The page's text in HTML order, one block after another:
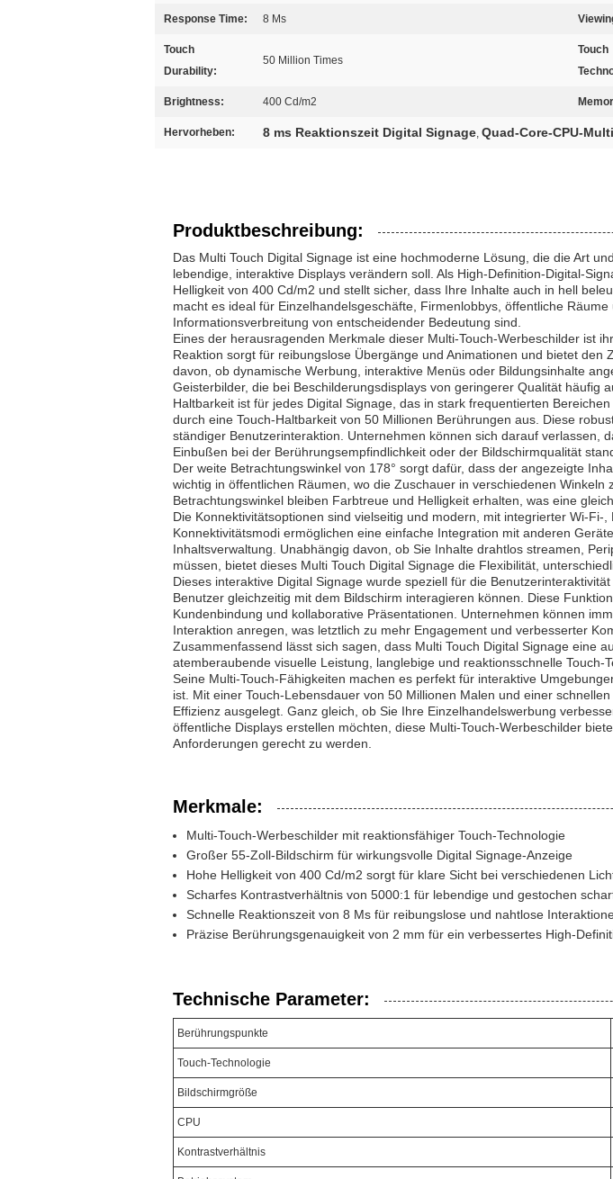
Response Time: 8 Ms
Touch
Durability:
50 Million Times
Touch
Brightness: 400 Cd/m2
Hervorheben: 8 ms Reaktionszeit Digital Signage, Quad-Core-CPU-
Produktbeschreibung:
Das Multi Touch Digital Signage ist eine hochmoderne Lösung, die die Art
lebendige, interaktive Displays verändern soll. Als High-Definition-Digital-
Helligkeit von 400 Cd/m2 und stellt sicher, dass Ihre Inhalte auch in hell
macht es ideal für Einzelhandelsgeschäfte, Firmenlobbys, öffentliche
Informationsverbreitung von entscheidender Bedeutung sind.
Eines der herausragenden Merkmale dieser Multi-Touch-Werbeschilder ist
Reaktion sorgt für reibungslose Übergänge und Animationen und bietet
davon, ob dynamische Werbung, interaktive Menüs oder Bildungsinhalte
Geisterbilder, die bei Beschilderungsdisplays von geringerer Qualität häufig
Haltbarkeit ist für jedes Digital Signage, das in stark frequentierten
durch eine Touch-Haltbarkeit von 50 Millionen Berührungen aus. Diese
ständiger Benutzerinteraktion. Unternehmen können sich darauf verlassen,
Einbußen bei der Berührungsempfindlichkeit oder der Bildschirmqualität
Der weite Betrachtungswinkel von 178° sorgt dafür, dass der angezeigte
wichtig in öffentlichen Räumen, wo die Zuschauer in verschiedenen
Betrachtungswinkel bleiben Farbtreue und Helligkeit erhalten, was eine
Die Konnektivitätsoptionen sind vielseitig und modern, mit integrierter Wi-
Konnektivitätsmodi ermöglichen eine einfache Integration mit anderen
Inhaltsverwaltung. Unabhängig davon, ob Sie Inhalte drahtlos streamen,
müssen, bietet dieses Multi Touch Digital Signage die Flexibilität,
Dieses interaktive Digital Signage wurde speziell für die
Benutzer gleichzeitig mit dem Bildschirm interagieren können. Diese
Kundenbindung und kollaborative Präsentationen. Unternehmen können
Interaktion anregen, was letztlich zu mehr Engagement und verbesserter
Zusammenfassend lässt sich sagen, dass Multi Touch Digital Signage eine
atemberaubende visuelle Leistung, langlebige und reaktionsschnelle
Seine Multi-Touch-Fähigkeiten machen es perfekt für interaktive
ist. Mit einer Touch-Lebensdauer von 50 Millionen Malen und einer
Effizienz ausgelegt. Ganz gleich, ob Sie Ihre Einzelhandelswerbung
öffentliche Displays erstellen möchten, diese Multi-Touch-Werbeschilder
Anforderungen gerecht zu werden.
Merkmale:
Multi-Touch-Werbeschilder mit reaktionsfähiger Touch-Technologie
Großer 55-Zoll-Bildschirm für wirkungsvolle Digital Signage-Anzeige
Hohe Helligkeit von 400 Cd/m2 sorgt für klare Sicht bei verschiedenen
Scharfes Kontrastverhältnis von 5000:1 für lebendige und gestochen
Schnelle Reaktionszeit von 8 Ms für reibungslose und nahtlose
Präzise Berührungsgenauigkeit von 2 mm für ein verbessertes High-
Technische Parameter:
Berührungspunkte
Touch-Technologie
Bildschirmgröße
CPU
Kontrastverhältnis